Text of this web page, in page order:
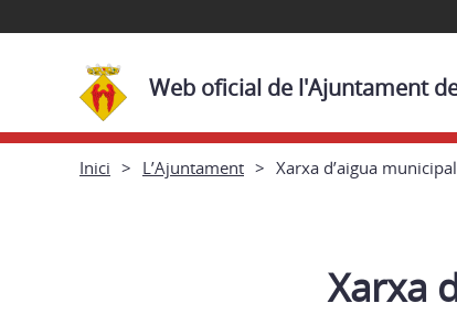
Web oficial de l'Ajuntament
Inici L’Ajuntament Xarxa d’aigua municipal
Xarxa